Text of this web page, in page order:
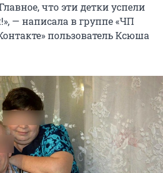
что эти детки успели
— написала в группе «ЧП
пользователь Ксюша